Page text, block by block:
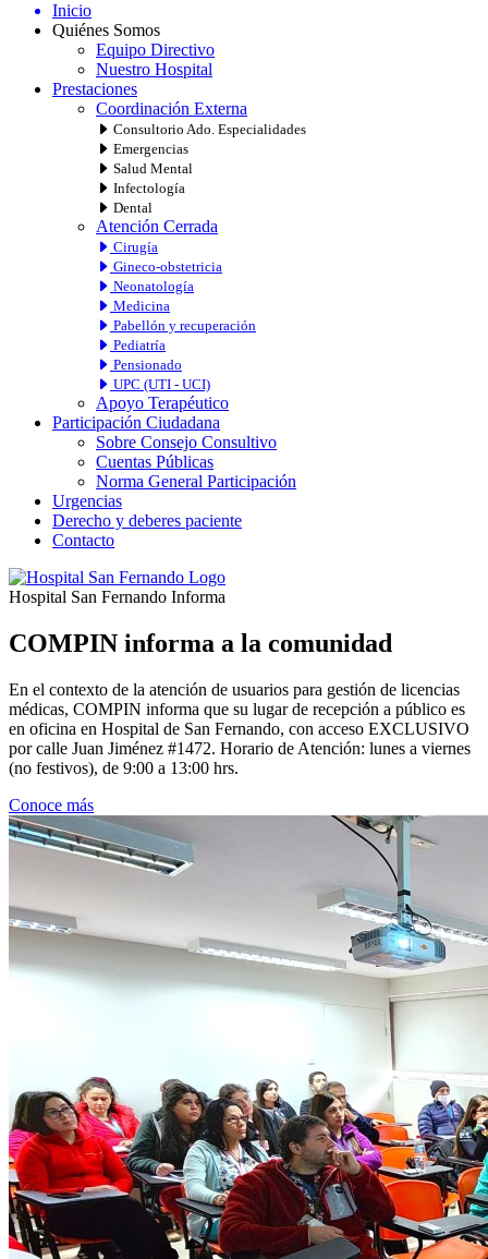
Inicio
Quiénes Somos
Equipo Directivo
Nuestro Hospital
Prestaciones
Coordinación Externa
Consultorio Ado. Especialidades
Emergencias
Salud Mental
Infectología
Dental
Atención Cerrada
Cirugía
Gineco-obstetricia
Neonatología
Medicina
Pabellón y recuperación
Pediatría
Pensionado
UPC (UTI - UCI)
Apoyo Terapéutico
Participación Ciudadana
Sobre Consejo Consultivo
Cuentas Públicas
Norma General Participación
Urgencias
Derecho y deberes paciente
Contacto
Hospital San Fernando Informa
COMPIN informa a la comunidad
En el contexto de la atención de usuarios para gestión de licencias
médicas, COMPIN informa que su lugar de recepción a público es
en oficina en Hospital de San Fernando, con acceso EXCLUSIVO
por calle Juan Jiménez #1472. Horario de Atención: lunes a viernes
(no festivos), de 9:00 a 13:00 hrs.
Conoce más